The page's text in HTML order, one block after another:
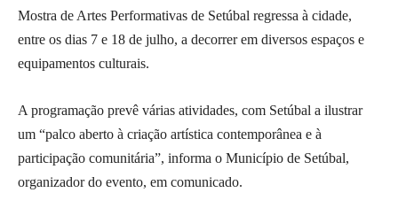
Mostra de Artes Performativas de Setúbal regressa à cidade,
entre os dias 7 e 18 de julho, a decorrer em diversos espaços e
equipamentos culturais.
A programação prevê várias atividades, com Setúbal a ilustrar
um “palco aberto à criação artística contemporânea e à
participação comunitária”, informa o Município de Setúbal,
organizador do evento, em comunicado.